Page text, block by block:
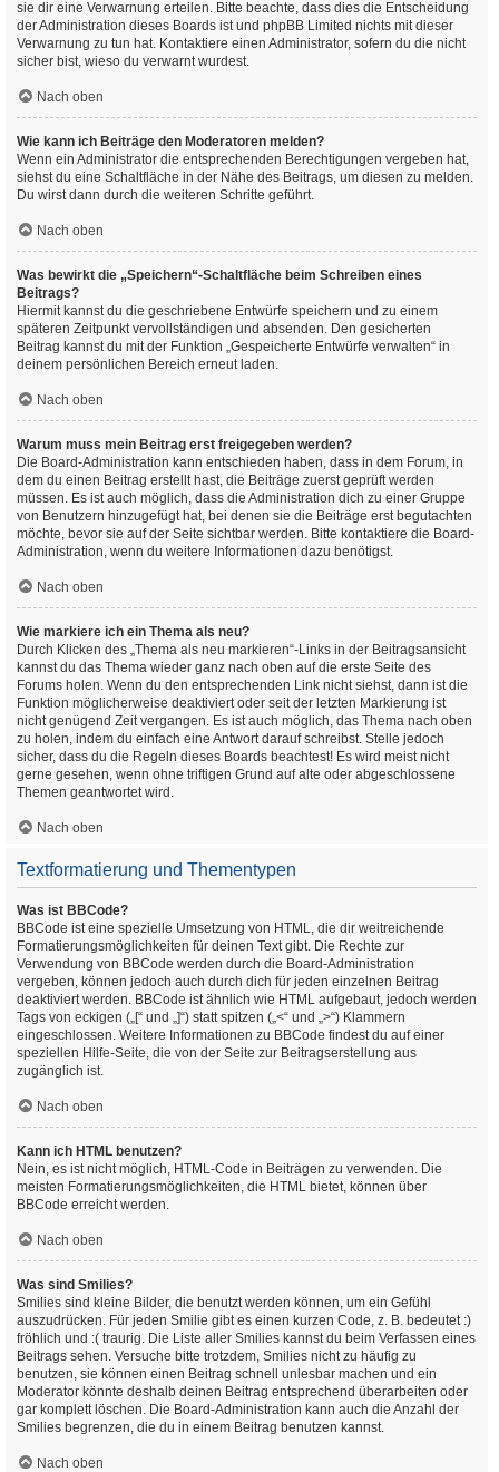
sie dir eine Verwarnung erteilen. Bitte beachte, dass dies die Entscheidung
der Administration dieses Boards ist und phpBB Limited nichts mit dieser
Verwarnung zu tun hat. Kontaktiere einen Administrator, sofern du die nicht
sicher bist, wieso du verwarnt wurdest.
Nach oben
Wie kann ich Beiträge den Moderatoren melden?
Wenn ein Administrator die entsprechenden Berechtigungen vergeben hat,
siehst du eine Schaltfläche in der Nähe des Beitrags, um diesen zu melden.
Du wirst dann durch die weiteren Schritte geführt.
Nach oben
Was bewirkt die „Speichern“-Schaltfläche beim Schreiben eines
Beitrags?
Hiermit kannst du die geschriebene Entwürfe speichern und zu einem
späteren Zeitpunkt vervollständigen und absenden. Den gesicherten
Beitrag kannst du mit der Funktion „Gespeicherte Entwürfe verwalten“ in
deinem persönlichen Bereich erneut laden.
Nach oben
Warum muss mein Beitrag erst freigegeben werden?
Die Board-Administration kann entschieden haben, dass in dem Forum, in
dem du einen Beitrag erstellt hast, die Beiträge zuerst geprüft werden
müssen. Es ist auch möglich, dass die Administration dich zu einer Gruppe
von Benutzern hinzugefügt hat, bei denen sie die Beiträge erst begutachten
möchte, bevor sie auf der Seite sichtbar werden. Bitte kontaktiere die Board-
Administration, wenn du weitere Informationen dazu benötigst.
Nach oben
Wie markiere ich ein Thema als neu?
Durch Klicken des „Thema als neu markieren“-Links in der Beitragsansicht
kannst du das Thema wieder ganz nach oben auf die erste Seite des
Forums holen. Wenn du den entsprechenden Link nicht siehst, dann ist die
Funktion möglicherweise deaktiviert oder seit der letzten Markierung ist
nicht genügend Zeit vergangen. Es ist auch möglich, das Thema nach oben
zu holen, indem du einfach eine Antwort darauf schreibst. Stelle jedoch
sicher, dass du die Regeln dieses Boards beachtest! Es wird meist nicht
gerne gesehen, wenn ohne triftigen Grund auf alte oder abgeschlossene
Themen geantwortet wird.
Nach oben
Textformatierung und Thementypen
Was ist BBCode?
BBCode ist eine spezielle Umsetzung von HTML, die dir weitreichende
Formatierungsmöglichkeiten für deinen Text gibt. Die Rechte zur
Verwendung von BBCode werden durch die Board-Administration
vergeben, können jedoch auch durch dich für jeden einzelnen Beitrag
deaktiviert werden. BBCode ist ähnlich wie HTML aufgebaut, jedoch werden
Tags von eckigen („[“ und „]“) statt spitzen („<“ und „>“) Klammern
eingeschlossen. Weitere Informationen zu BBCode findest du auf einer
speziellen Hilfe-Seite, die von der Seite zur Beitragserstellung aus
zugänglich ist.
Nach oben
Kann ich HTML benutzen?
Nein, es ist nicht möglich, HTML-Code in Beiträgen zu verwenden. Die
meisten Formatierungsmöglichkeiten, die HTML bietet, können über
BBCode erreicht werden.
Nach oben
Was sind Smilies?
Smilies sind kleine Bilder, die benutzt werden können, um ein Gefühl
auszudrücken. Für jeden Smilie gibt es einen kurzen Code, z. B. bedeutet :)
fröhlich und :( traurig. Die Liste aller Smilies kannst du beim Verfassen eines
Beitrags sehen. Versuche bitte trotzdem, Smilies nicht zu häufig zu
benutzen, sie können einen Beitrag schnell unlesbar machen und ein
Moderator könnte deshalb deinen Beitrag entsprechend überarbeiten oder
gar komplett löschen. Die Board-Administration kann auch die Anzahl der
Smilies begrenzen, die du in einem Beitrag benutzen kannst.
Nach oben